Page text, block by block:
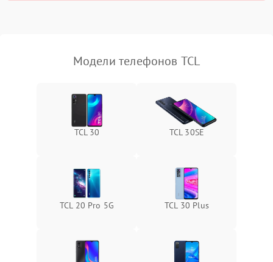
Модели телефонов TCL
TCL 30 TCL 30SE
TCL 20 Pro 5G TCL 30 Plus